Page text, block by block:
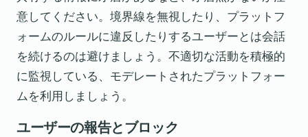
意してください。境界線を無視したり、プラットフ
ォームのルールに違反したりするユーザーとは会話
を続けるのは避けましょう。不適切な活動を積極的
に監視している、モデレートされたプラットフォー
ムを利用しましょう。
ユーザーの報告とブロック